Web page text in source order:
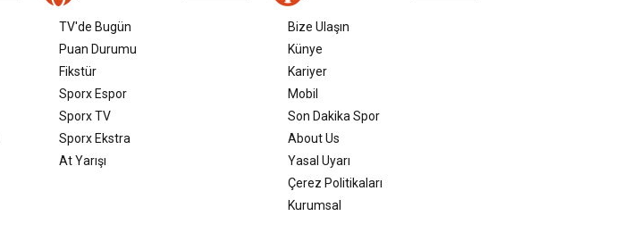
TV'de Bugün
Puan Durumu
Fikstür
Sporx Espor
Sporx TV
Sporx Ekstra
At Yarışı
Bize Ulaşın
Künye
Kariyer
Mobil
Son Dakika Spor
About Us
Yasal Uyarı
Çerez Politikaları
Kurumsal